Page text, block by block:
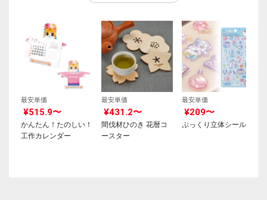
最安単価
¥515.9〜
かんたん！たのしい！
工作カレンダー
最安単価
¥431.2〜
間伐材ひのき 花暦コ
ースター
最安単価
¥209〜
ぷっくり立体シール